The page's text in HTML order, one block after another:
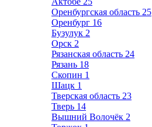
Оренбургская область 25
Оренбург 16
Бузулук 2
Орск 2
Рязанская область 24
Рязань 18
Скопин 1
Шацк 1
Тверская область 23
Тверь 14
Вышний Волочёк 2